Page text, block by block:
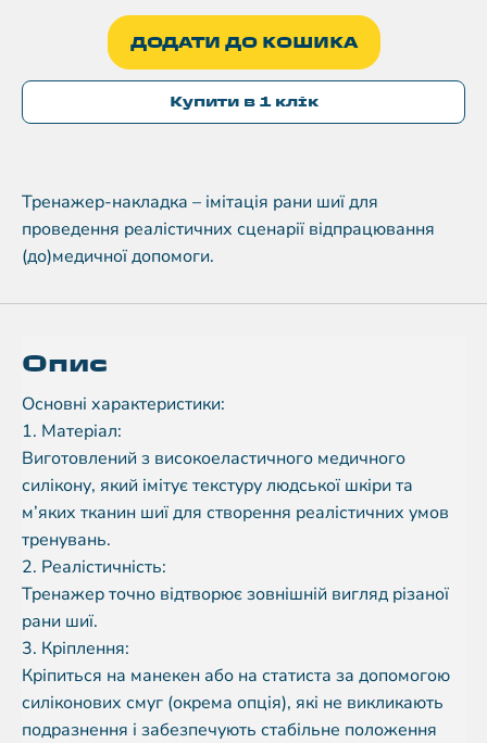
ДОДАТИ ДО КОШИКА
Купити в 1 клік
Тренажер-накладка – імітація рани шиї для
проведення реалістичних сценарії відпрацювання
(до)медичної допомоги.
Опис
Основні характеристики:
1. Матеріал:
Виготовлений з високоеластичного медичного
силікону, який імітує текстуру людської шкіри та
м’яких тканин шиї для створення реалістичних умов
тренувань.
2. Реалістичність:
Тренажер точно відтворює зовнішній вигляд різаної
рани шиї.
3. Кріплення:
Кріпиться на манекен або на статиста за допомогою
силіконових смуг (окрема опція), які не викликають
подразнення і забезпечують стабільне положення